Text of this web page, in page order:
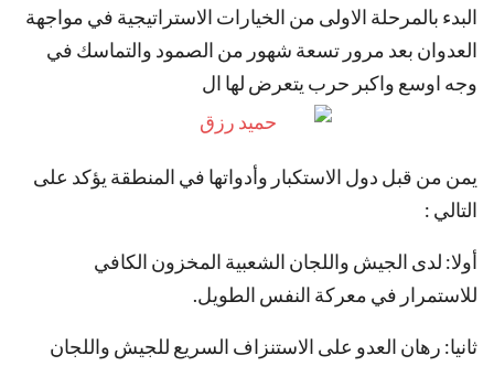
البدء بالمرحلة الاولى من الخيارات الاستراتيجية في مواجهة
العدوان بعد مرور تسعة شهور من الصمود والتماسك في
وجه اوسع واكبر حرب يتعرض لها ال
يمن من قبل دول الاستكبار وأدواتها في المنطقة يؤكد على
التالي :
‫أولا: لدى الجيش واللجان الشعبية المخزون الكافي
للاستمرار في معركة النفس الطويل.
‫ثانيا: رهان العدو على الاستنزاف السريع للجيش واللجان